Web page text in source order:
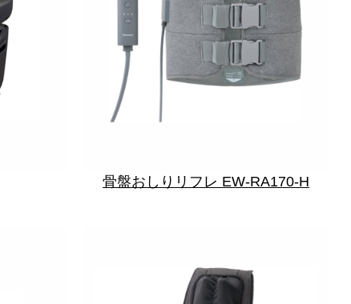
骨盤おしりリフレ EW-RA170-H